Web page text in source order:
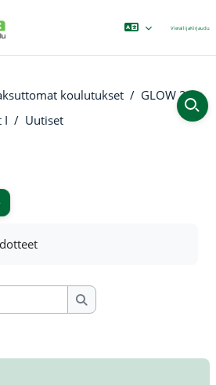
VierailijaKirjaudu
koulutukset
GLOW 2
I
Uutiset
Etsi viesteistä